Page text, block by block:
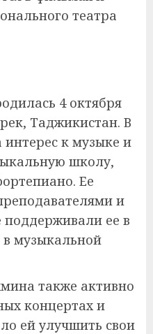
театра
4 октября
Таджикистан. В
интерес к музыке и
школу,
Ее
и
ее в
в музыкальной
также активно
концертах и
ей улучшить свои